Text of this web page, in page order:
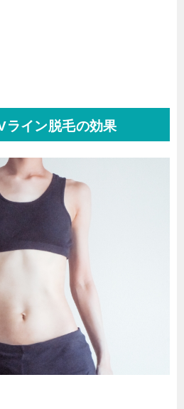
ライン脱毛の効果